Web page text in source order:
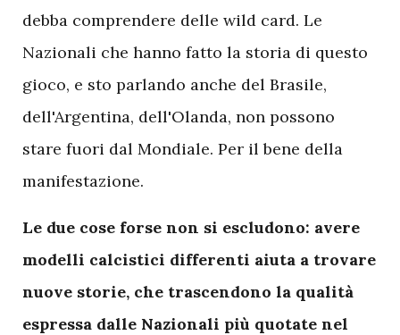
debba comprendere delle wild card. Le
Nazionali che hanno fatto la storia di questo
gioco, e sto parlando anche del Brasile,
dell'Argentina, dell'Olanda, non possono
stare fuori dal Mondiale. Per il bene della
manifestazione.
Le due cose forse non si escludono: avere
modelli calcistici differenti aiuta a trovare
nuove storie, che trascendono la qualità
espressa dalle Nazionali più quotate nel